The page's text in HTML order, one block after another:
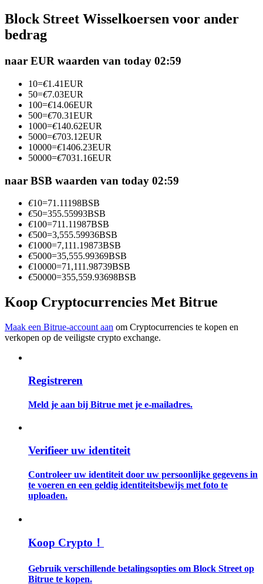
Word een Copy Trader
Geniet van winstdeling en copy trading commissies
Informatie
Gids
Handelsstrategieën
Leer hoe u winstgevend kunt blijven
Block Street Wisselkoersen voor ander
bedrag
naar EUR waarden van today 02:59
10=€1.41EUR
50=€7.03EUR
100=€14.06EUR
500=€70.31EUR
1000=€140.62EUR
5000=€703.12EUR
10000=€1406.23EUR
50000=€7031.16EUR
naar BSB waarden van today 02:59
€10=71.11198BSB
€50=355.55993BSB
€100=711.11987BSB
€500=3,555.59936BSB
€1000=7,111.19873BSB
€5000=35,555.99369BSB
€10000=71,111.98739BSB
€50000=355,559.93698BSB
Koop Cryptocurrencies Met Bitrue
Maak een Bitrue-account aan om Cryptocurrencies te kopen en
verkopen op de veiligste crypto exchange.
Registreren
Meld je aan bij Bitrue met je e-mailadres.
Verifieer uw identiteit
Controleer uw identiteit door uw persoonlijke gegevens in
te voeren en een geldig identiteitsbewijs met foto te
uploaden.
Koop Crypto！
Gebruik verschillende betalingsopties om Block Street op
Bitrue te kopen.